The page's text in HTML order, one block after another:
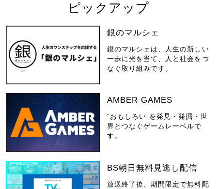
ピックアップ
銀のマルシェ
銀のマルシェは、人生の新しい
一歩に光を当て、人と社会をつ
なぐ取り組みです。
AMBER GAMES
“おもしろい”を発見・発掘・世
界とつなぐゲームレーベルで
す。
BS朝日無料見逃し配信
放送終了後、期間限定で無料配